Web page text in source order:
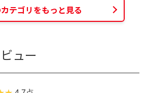
テゴリをもっと見る
ュー